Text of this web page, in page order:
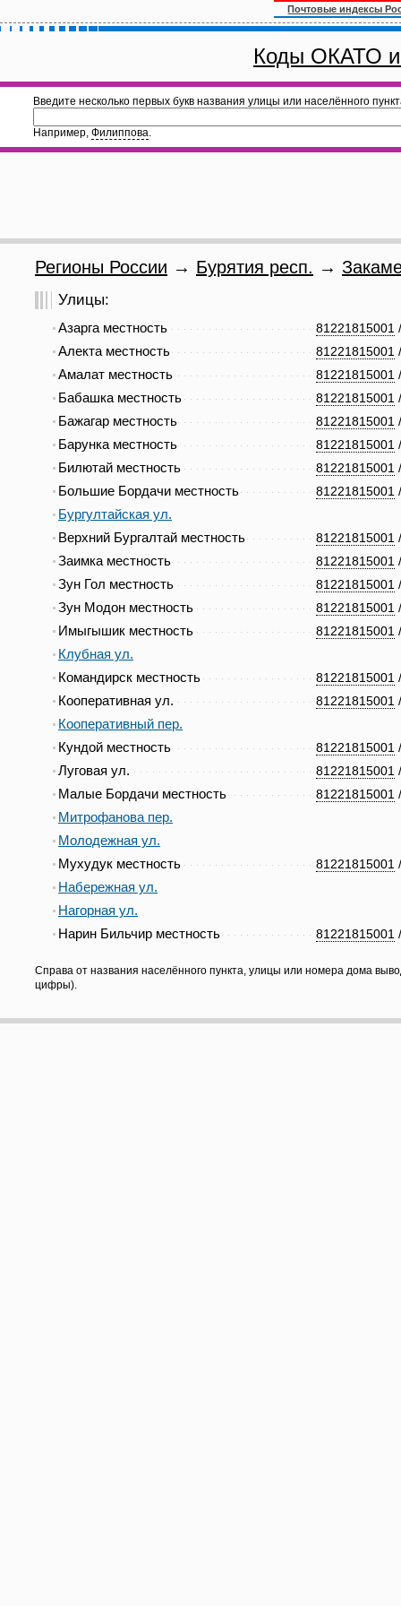
Почтовые индексы
Коды ОКАТО
Введите несколько первых букв названия улицы или населённого
Например, Филиппова.
Регионы России → Бурятия респ. →
Улицы:
81221815001
Азарга местность
81221815001
Алекта местность
81221815001
Амалат местность
81221815001
Бабашка местность
81221815001
Бажагар местность
81221815001
Барунка местность
81221815001
Билютай местность
81221815001
Большие Бордачи местность
Бургултайская ул.
81221815001
Верхний Бургалтай местность
81221815001
Заимка местность
81221815001
Зун Гол местность
81221815001
Зун Модон местность
81221815001
Имыгышик местность
Клубная ул.
81221815001
Командирск местность
81221815001
Кооперативная ул.
Кооперативный пер.
81221815001
Кундой местность
81221815001
Луговая ул.
81221815001
Малые Бордачи местность
Митрофанова пер.
Молодежная ул.
81221815001
Мухудук местность
Набережная ул.
Нагорная ул.
81221815001
Нарин Бильчир местность
Справа от названия населённого пункта, улицы или номера дома
цифры).